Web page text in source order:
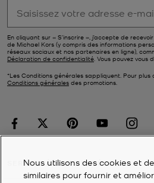
En cliquant sur « S’inscrire », j’accepte de
de Michael Kors (y compris des informations
réseaux sociaux et nos partenaires en ligne),
Déclaration de confidentialité. Vous pouvez vous
*Les Conditions générales sappliquent. Pour plus
Conditions générales des promotions.
SERVICE À LA CLIENTÈLE
Nous utilisons des cookies et
similaires pour fournir et